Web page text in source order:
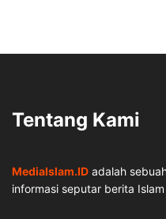
Tentang Kami
MediaIslam.ID adalah
informasi seputar berita